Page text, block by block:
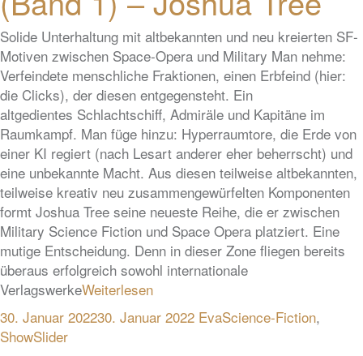
Solide Unterhaltung mit altbekannten und neu kreierten SF-
Motiven zwischen Space-Opera und Military Man nehme:
Verfeindete menschliche Fraktionen, einen Erbfeind (hier:
die Clicks), der diesen entgegensteht. Ein
altgedientes Schlachtschiff, Admiräle und Kapitäne im
Raumkampf. Man füge hinzu: Hyperraumtore, die Erde von
einer KI regiert (nach Lesart anderer eher beherrscht) und
eine unbekannte Macht. Aus diesen teilweise altbekannten,
teilweise kreativ neu zusammengewürfelten Komponenten
formt Joshua Tree seine neueste Reihe, die er zwischen
Military Science Fiction und Space Opera platziert. Eine
mutige Entscheidung. Denn in dieser Zone fliegen bereits
überaus erfolgreich sowohl internationale
VerlagswerkeWeiterlesen
30. Januar 202230. Januar 2022 EvaScience-Fiction,
ShowSlider